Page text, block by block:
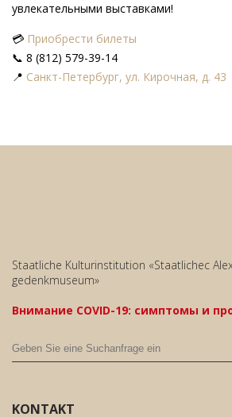
увлекательными выставками!
💳 Приобрести билеты
📞 8 (812) 579-39-14
📍 Санкт-Петербург, ул. Кирочная, д. 43
Staatliche Kulturinstitution «Staatlichec
gedenkmuseum»
Внимание COVID-19: симптомы и
KONTAKT